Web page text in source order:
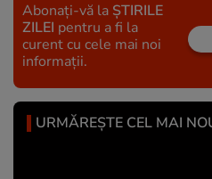
Abonați-vă la ȘTIRILE
ZILEI pentru a fi la
curent cu cele mai noi
informații.
URMĂREȘTE CEL MAI